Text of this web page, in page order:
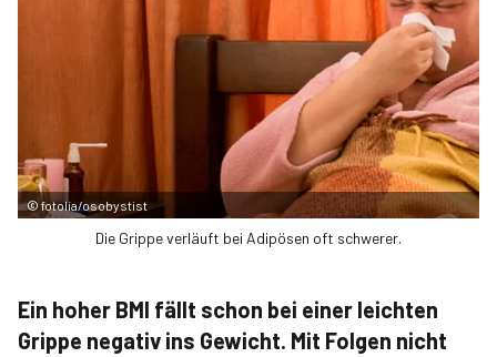
©fotolia/osobystist
Die Grippe verläuft bei Adipösen oft schwerer.
Ein hoher BMI fällt schon bei einer leichten
Grippe negativ ins Gewicht. Mit Folgen nicht